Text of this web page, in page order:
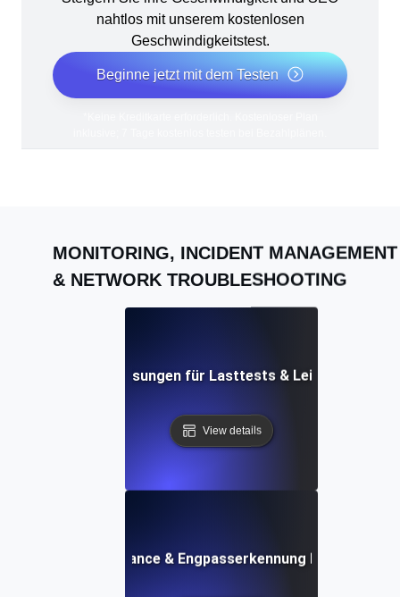
nahtlos mit unserem kostenlosen
Geschwindigkeitstest.
Beginne jetzt mit dem Testen
MONITORING, INCIDENT MANAGEMENT
& NETWORK TROUBLESHOOTING
KI-gesteuerte Lösungen für Lasttests &
View details
API Performance & Engpasserkennung bei Lasttests